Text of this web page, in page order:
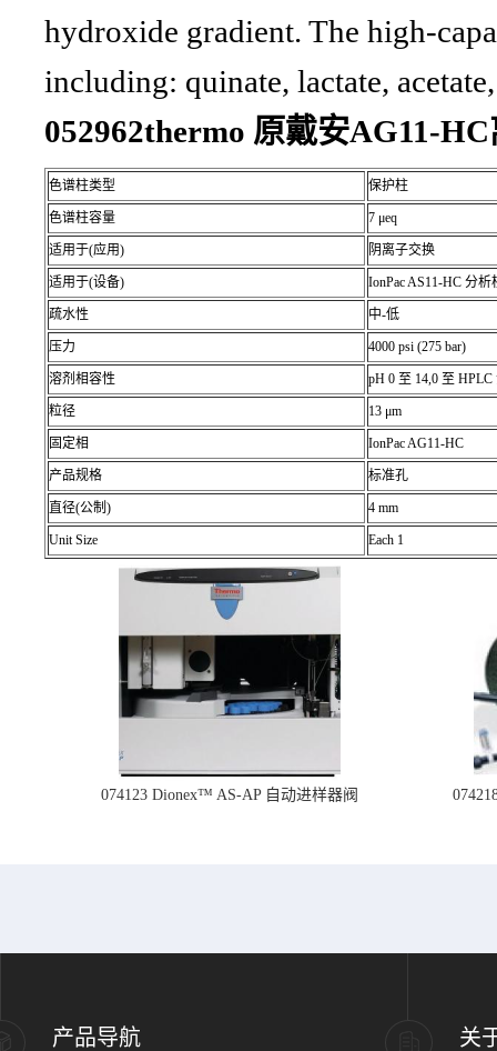
hydroxide gradient. The high-
including: quinate, lactate,
052962thermo 原戴安AG11-
色谱柱类型 保护柱
色谱柱容量 7 μeq
适用于(应用) 阴离子交换
适用于(设备) IonPac AS11-HC 分析
疏水性 中-低
压力 4000 psi (275 bar)
溶剂相容性 pH 0 至 14,0 至 HPLC
粒径 13 μm
固定相 IonPac AG11-HC
产品规格 标准孔
直径(公制) 4 mm
Unit Size Each 1
074123 Dionex™ AS-AP 自动进样器阀
产品导航 关